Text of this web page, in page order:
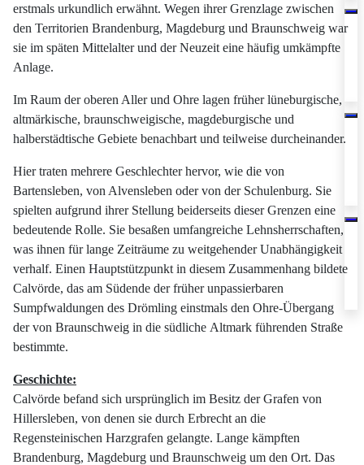
erstmals urkundlich erwähnt. Wegen ihrer Grenzlage zwischen
den Territorien Brandenburg, Magdeburg und Braunschweig war
sie im späten Mittelalter und der Neuzeit eine häufig umkämpfte
Anlage.
Im Raum der oberen Aller und Ohre lagen früher lüneburgische,
altmärkische, braunschweigische, magdeburgische und
halberstädtische Gebiete benachbart und teilweise durcheinander.
Hier traten mehrere Geschlechter hervor, wie die von
Bartensleben, von Alvensleben oder von der Schulenburg. Sie
spielten aufgrund ihrer Stellung beiderseits dieser Grenzen eine
bedeutende Rolle. Sie besaßen umfangreiche Lehnsherrschaften,
was ihnen für lange Zeiträume zu weitgehender Unabhängigkeit
verhalf. Einen Hauptstützpunkt in diesem Zusammenhang bildete
Calvörde, das am Südende der früher unpassierbaren
Sumpfwaldungen des Drömling einstmals den Ohre-Übergang
der von Braunschweig in die südliche Altmark führenden Straße
bestimmte.
Geschichte:
Calvörde befand sich ursprünglich im Besitz der Grafen von
Hillersleben, von denen sie durch Erbrecht an die
Regensteinischen Harzgrafen gelangte. Lange kämpften
Brandenburg, Magdeburg und Braunschweig um den Ort. Das